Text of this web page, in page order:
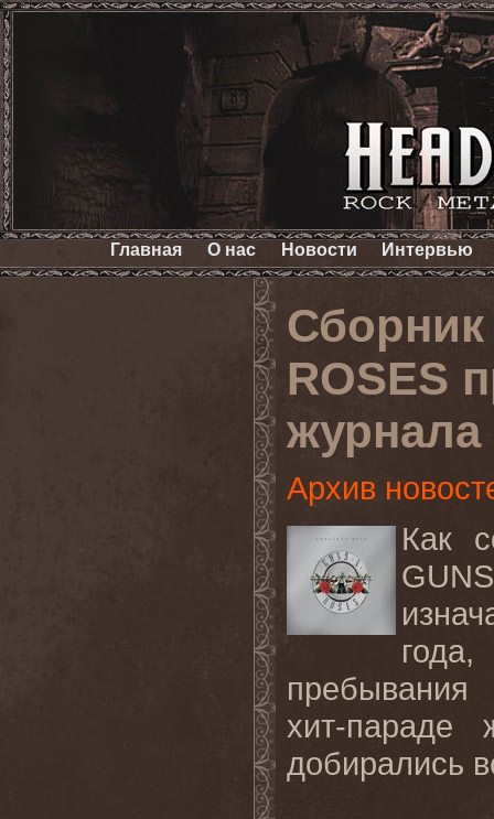
Главная О нас Новости Интервью
Сборник
ROSES
Архив
Как
года
пребывания
хит-параде
добирались